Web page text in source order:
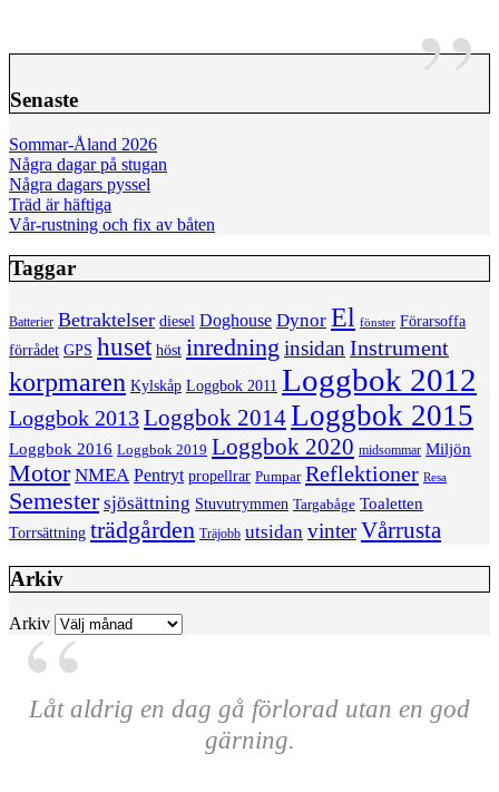
Senaste
Sommar-Åland 2026
Några dagar på stugan
Några dagars pyssel
Träd är häftiga
Vår-rustning och fix av båten
Taggar
Batterier Betraktelser diesel Doghouse Dynor El fönster Förarsoffa
förrådet GPS huset höst inredning insidan Instrument
korpmaren Kylskåp Loggbok 2011 Loggbok 2012
Loggbok 2013Loggbok 2014Loggbok 2015
Loggbok 2016 Loggbok 2019 Loggbok 2020 midsommar Miljön
Motor NMEA Pentryt propellrar Pumpar Reflektioner Resa
Semester sjösättning Stuvutrymmen Targabåge Toaletten
Torrsättning trädgården Träjobb utsidan vinterVårrusta
Arkiv
Arkiv
Låt aldrig en dag gå förlorad utan en god
gärning.